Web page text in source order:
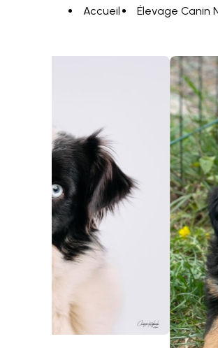
Accueil Élevage Canin
Panneau de gestion des cookies